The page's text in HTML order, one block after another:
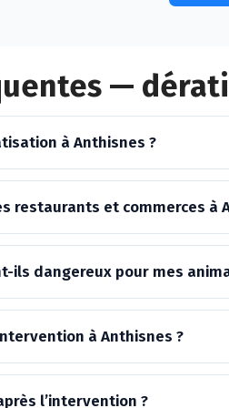
—
à Anthisnes ?
restaurants et commerces à
ils dangereux pour mes
à Anthisnes ?
l’intervention ?